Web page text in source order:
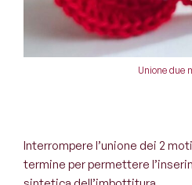
Unione due
Interrompere l’unione dei 2
termine per permettere